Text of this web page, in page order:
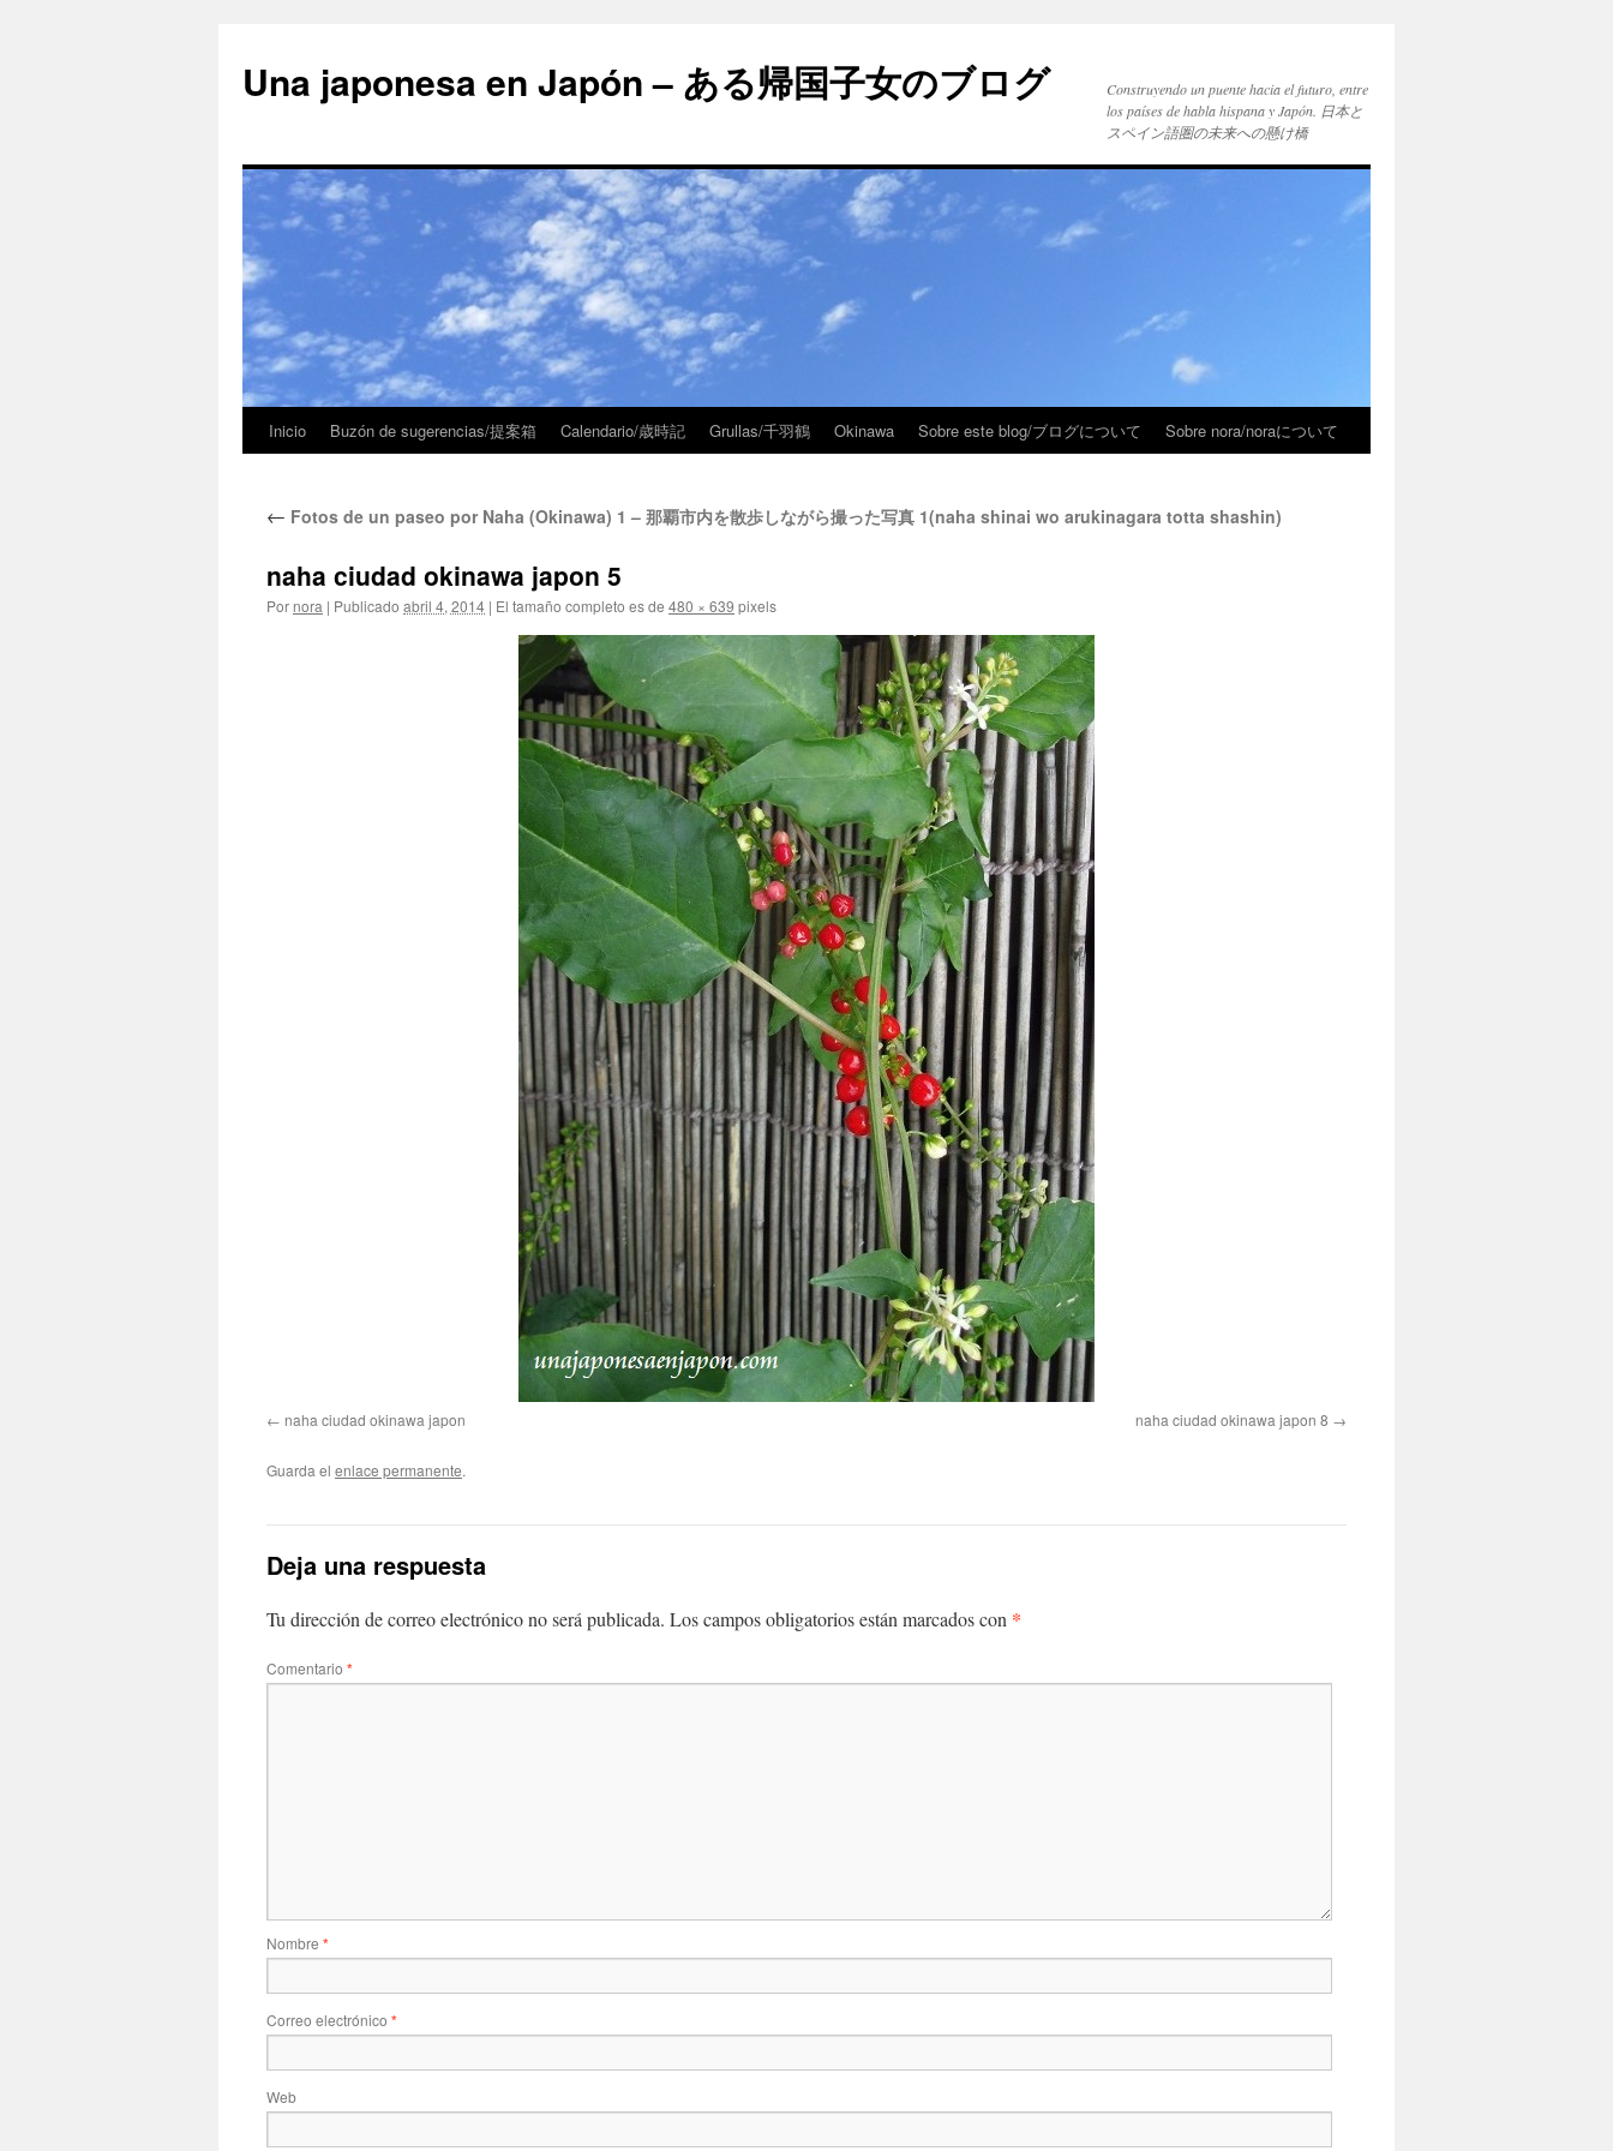
Una japonesa en Japón – ある帰国子女のブログ
Construyendo un puente hacia el futuro, entre
los países de habla hispana y Japón. 日本と
スペイン語圏の未来への懸け橋
Inicio Buzón de sugerencias/提案箱 Calendario/歳時記 Grullas/千羽鶴 Okinawa Sobre este blog/ブログについて Sobre nora/noraについて
← Fotos de un paseo por Naha (Okinawa) 1 – 那覇市内を散歩しながら撮った写真 1(naha shinai wo arukinagara totta shashin)
naha ciudad okinawa japon 5
Por nora | Publicado abril 4, 2014 | El tamaño completo es de 480 × 639 pixels
naha ciudad okinawa japon naha ciudad okinawa japon 8
Guarda el enlace permanente.
Deja una respuesta
Tu dirección de correo electrónico no será publicada. Los campos obligatorios están marcados con *
Comentario *
Nombre *
Correo electrónico *
Web